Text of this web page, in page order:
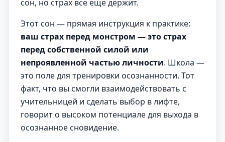
сон, но страх всё ещё держит.
Этот сон — прямая инструкция к практике:
ваш страх перед монстром — это страх
перед собственной силой или
непроявленной частью личности. Школа —
это поле для тренировки осознанности. Тот
факт, что вы смогли взаимодействовать с
учительницей и сделать выбор в лифте,
говорит о высоком потенциале для выхода в
осознанное сновидение.